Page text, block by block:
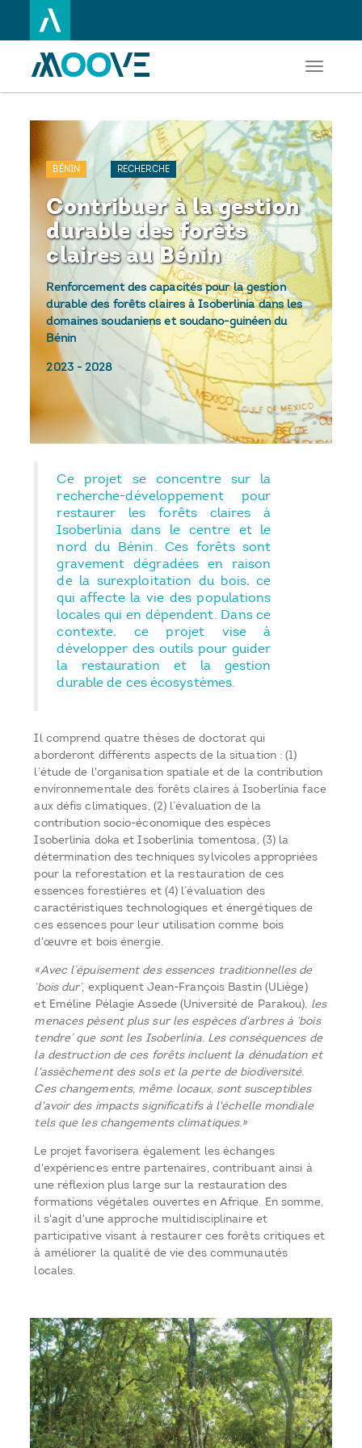
au
principal
Toggle
BÉNIN RECHERCHE
Contribuer à la gestion
durable des forêts
claires au Bénin
Renforcement des capacités pour la gestion
durable des forêts claires à Isoberlinia dans les
domaines soudaniens et soudano-guinéen du
Bénin
2023-2028
Ce projet se concentre sur la
recherche-développement pour
restaurer les forêts claires à
Isoberlinia dans le centre et le
nord du Bénin. Ces forêts sont
gravement dégradées en raison
de la surexploitation du bois, ce
qui affecte la vie des populations
locales qui en dépendent. Dans ce
contexte, ce projet vise à
développer des outils pour guider
la restauration et la gestion
durable de ces écosystèmes.
Il comprend quatre thèses de doctorat qui
aborderont différents aspects de la situation : (1)
l’étude de l'organisation spatiale et de la contribution
environnementale des forêts claires à Isoberlinia face
aux défis climatiques, (2) l’évaluation de la
contribution socio-économique des espèces
Isoberlinia doka et Isoberlinia tomentosa, (3) la
détermination des techniques sylvicoles appropriées
pour la reforestation et la restauration de ces
essences forestières et (4) l’évaluation des
caractéristiques technologiques et énergétiques de
ces essences pour leur utilisation comme bois
d'œuvre et bois énergie.
«Avec l’épuisement des essences traditionnelles de
‘bois dur’, expliquent Jean-François Bastin (ULiège)
et Eméline Pélagie Assede (Université de Parakou), les
menaces pèsent plus sur les espèces d'arbres à ‘bois
tendre’ que sont les Isoberlinia. Les conséquences de
la destruction de ces forêts incluent la dénudation et
l'assèchement des sols et la perte de biodiversité.
Ces changements, même locaux, sont susceptibles
d'avoir des impacts significatifs à l'échelle mondiale
tels que les changements climatiques.»
Le projet favorisera également les échanges
d'expériences entre partenaires, contribuant ainsi à
une réflexion plus large sur la restauration des
formations végétales ouvertes en Afrique. En somme,
il s'agit d'une approche multidisciplinaire et
participative visant à restaurer ces forêts critiques et
à améliorer la qualité de vie des communautés
locales.